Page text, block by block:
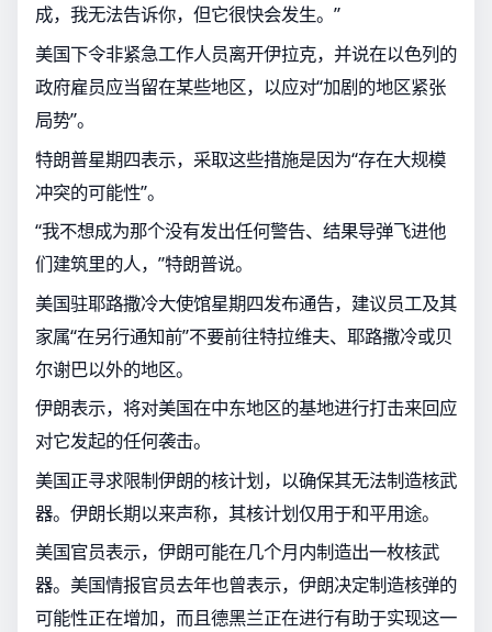
成，我无法告诉你，但它很快会发生。”
美国下令非紧急工作人员离开伊拉克，并说在以色列的
政府雇员应当留在某些地区，以应对“加剧的地区紧张
局势”。
特朗普星期四表示，采取这些措施是因为“存在大规模
冲突的可能性”。
“我不想成为那个没有发出任何警告、结果导弹飞进他
们建筑里的人，”特朗普说。
美国驻耶路撒冷大使馆星期四发布通告，建议员工及其
家属“在另行通知前”不要前往特拉维夫、耶路撒冷或贝
尔谢巴以外的地区。
伊朗表示，将对美国在中东地区的基地进行打击来回应
对它发起的任何袭击。
美国正寻求限制伊朗的核计划，以确保其无法制造核武
器。伊朗长期以来声称，其核计划仅用于和平用途。
美国官员表示，伊朗可能在几个月内制造出一枚核武
器。美国情报官员去年也曾表示，伊朗决定制造核弹的
可能性正在增加，而且德黑兰正在进行有助于实现这一